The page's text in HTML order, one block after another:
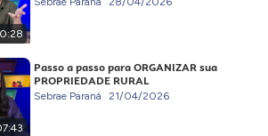
Passo a passo para ORGANIZAR sua
PROPRIEDADE RURAL
Sebrae Paraná 21/04/2026